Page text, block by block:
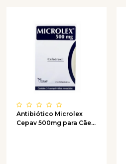
Antibiótico Microlex
Cepav 500mg para Cães